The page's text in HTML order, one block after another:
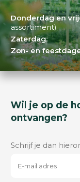
Donderdag en
assortiment)
Zaterdag:
Zon- en
Wil je op de
ontvangen?
Schrijf je dan